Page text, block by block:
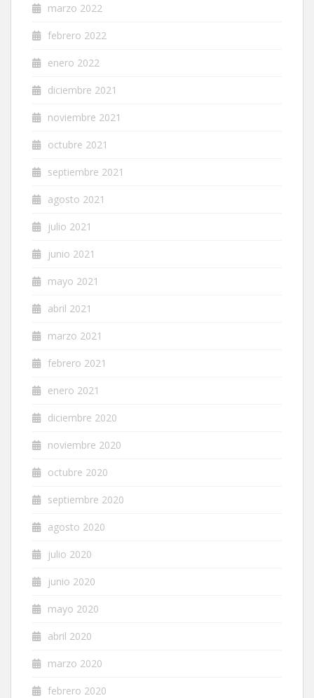
marzo 2022
febrero 2022
enero 2022
diciembre 2021
noviembre 2021
octubre 2021
septiembre 2021
agosto 2021
julio 2021
junio 2021
mayo 2021
abril 2021
marzo 2021
febrero 2021
enero 2021
diciembre 2020
noviembre 2020
octubre 2020
septiembre 2020
agosto 2020
julio 2020
junio 2020
mayo 2020
abril 2020
marzo 2020
febrero 2020